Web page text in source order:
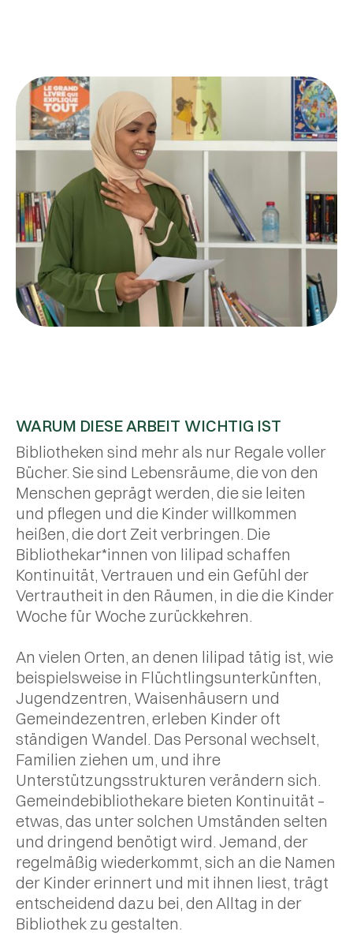
Casablanca.
unserer Arbeit
WARUM DIESE ARBEIT WICHTIG IST
Bibliotheken sind mehr als nur Regale voller
Bücher. Sie sind Lebensräume, die von den
Menschen geprägt werden, die sie leiten
und pflegen und die Kinder willkommen
heißen, die dort Zeit verbringen. Die
Bibliothekar*innen von lilipad schaffen
Kontinuität, Vertrauen und ein Gefühl der
Vertrautheit in den Räumen, in die die Kinder
Woche für Woche zurückkehren.
An vielen Orten, an denen lilipad tätig ist, wie
beispielsweise in Flüchtlingsunterkünften,
Jugendzentren, Waisenhäusern und
Gemeindezentren, erleben Kinder oft
ständigen Wandel. Das Personal wechselt,
Familien ziehen um, und ihre
Unterstützungsstrukturen verändern sich.
Gemeindebibliothekare bieten Kontinuität –
etwas, das unter solchen Umständen selten
und dringend benötigt wird. Jemand, der
regelmäßig wiederkommt, sich an die Namen
der Kinder erinnert und mit ihnen liest, trägt
entscheidend dazu bei, den Alltag in der
Bibliothek zu gestalten.